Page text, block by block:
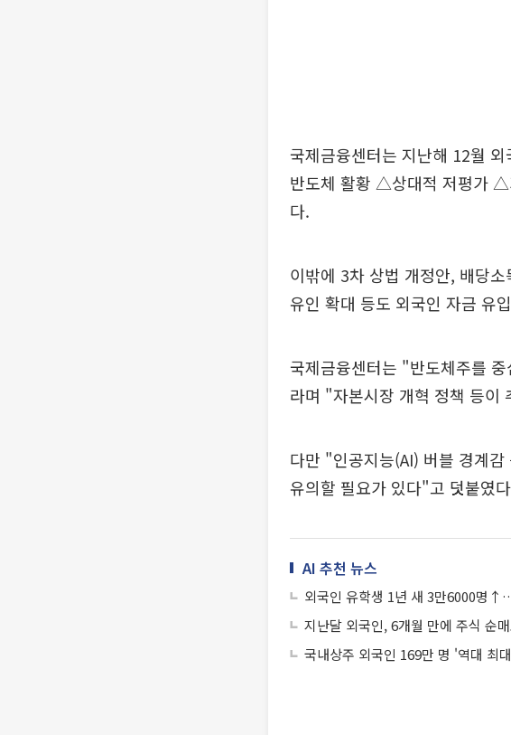
국제금융센터는 지난해 12월
반도체 활황 △상대적 저평가
다.
이밖에 3차 상법 개정안, 배당
유인 확대 등도 외국인 자금 유
국제금융센터는 "반도체주를
라며 "자본시장 개혁 정책 등이
다만 "인공지능(AI) 버블 경계
유의할 필요가 있다"고 덧붙였
AI 추천 뉴스
외국인 유학생 1년 새 3만6000명
지난달 외국인, 6개월 만에 주식 순
국내상주 외국인 169만 명 '역대 최